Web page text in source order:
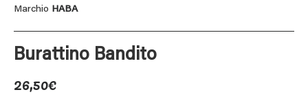
Marchio HABA
Burattino Bandito
26,50€